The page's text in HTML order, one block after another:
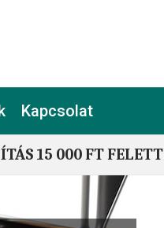
Kapcsolat
15 000 FT FELETT